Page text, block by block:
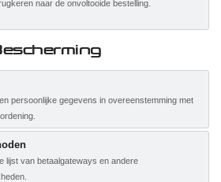
naar de onvoltooide bestelling.
persoonlijke gegevens in overeenstemming met
lijst van betaalgateways en andere